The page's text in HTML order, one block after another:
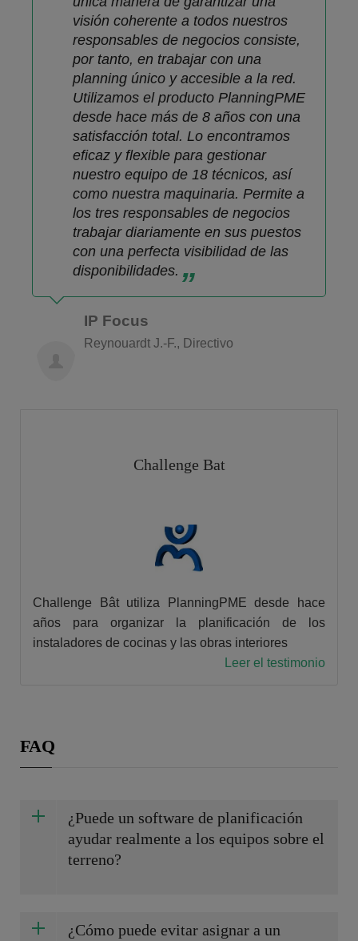
visión coherente a todos nuestros
responsables de negocios consiste,
por tanto, en trabajar con una
planning único y accesible a la red.
Utilizamos el producto PlanningPME
desde hace más de 8 años con una
satisfacción total. Lo encontramos
eficaz y flexible para gestionar
nuestro equipo de 18 técnicos, así
como nuestra maquinaria. Permite a
los tres responsables de negocios
trabajar diariamente en sus puestos
con una perfecta visibilidad de las
disponibilidades.
IP Focus
Reynouardt J.-F., Directivo
Challenge Bat
Challenge Bât utiliza PlanningPME desde hace
años para organizar la planificación de los
instaladores de cocinas y las obras interiores
Leer el testimonio
FAQ
¿Puede un software de planificación
ayudar realmente a los equipos sobre el
terreno?
¿Cómo puede evitar asignar a un